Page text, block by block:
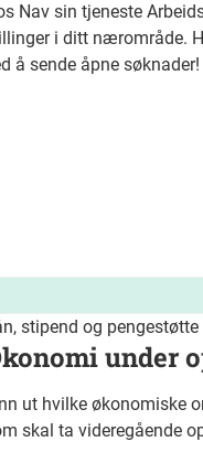
Nav sin tjeneste
i ditt nærområde.
å sende åpne søknader!
stipend og pengestøtte
under
ut hvilke økonomiske
skal ta videregående